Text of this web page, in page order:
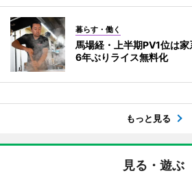
暮らす・働く
馬場経・上半期PV1位は
6年ぶりライス無料化
もっと見る
見る・遊ぶ